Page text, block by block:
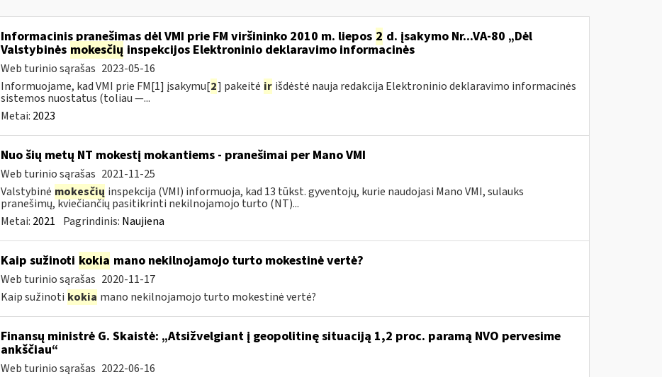
Informacinis pranešimas dėl VMI prie FM viršininko 2010 m. liepos 2 d. įsakymo Nr...VA-80 „Dėl
Valstybinės mokesčių inspekcijos Elektroninio deklaravimo informacinės
Web turinio sąrašas 2023-05-16
Informuojame, kad VMI prie FM[1] įsakymu[2] pakeitė ir išdėstė nauja redakcija Elektroninio deklaravimo informacinės
sistemos nuostatus (toliau —...
Metai: 2023
Nuo šių metų NT mokestį mokantiems - pranešimai per Mano VMI
Web turinio sąrašas 2021-11-25
Valstybinė mokesčių inspekcija (VMI) informuoja, kad 13 tūkst. gyventojų, kurie naudojasi Mano VMI, sulauks
pranešimų, kviečiančių pasitikrinti nekilnojamojo turto (NT)...
Metai: 2021 Pagrindinis: Naujiena
Kaip sužinoti kokia mano nekilnojamojo turto mokestinė vertė?
Web turinio sąrašas 2020-11-17
Kaip sužinoti kokia mano nekilnojamojo turto mokestinė vertė?
Finansų ministrė G. Skaistė: „Atsižvelgiant į geopolitinę situaciją 1,2 proc. paramą NVO pervesime
ankščiau“
Web turinio sąrašas 2022-06-16